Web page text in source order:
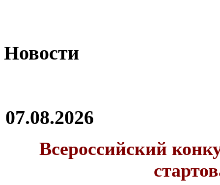
Новости
07.08.2026
Всероссийский